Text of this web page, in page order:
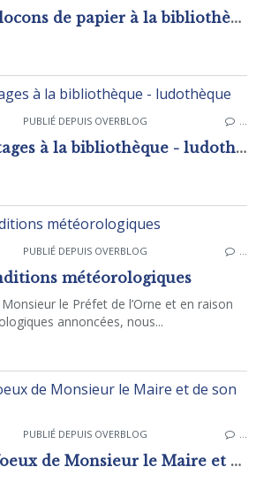
Atelier créatif : Flocons de papier à la bibliothèque - ludothèque
PUBLIÉ DEPUIS OVERBLOG …
Lectures & papotages à la bibliothèque - ludothèque
PUBLIÉ DEPUIS OVERBLOG …
météorologiques
le Préfet de l’Orne et en raison
annoncées, nous...
PUBLIÉ DEPUIS OVERBLOG …
Cérémonie des Voeux de Monsieur le Maire et de son conseil municipal